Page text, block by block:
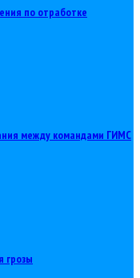
по отработке
между командами ГИМС
грозы